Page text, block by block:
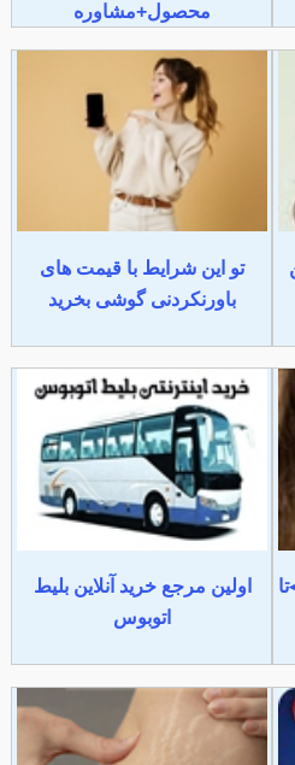
محصول+مشاوره
تو این شرایط با قیمت های
باورنکردنی گوشی بخرید
اولین مرجع خرید آنلاین بلیط
اتوبوس